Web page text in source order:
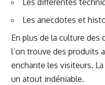
Les différentes
Les anecdotes et
En plus de la culture des
l’on trouve des produits
enchante les visiteurs.
un atout indéniable.